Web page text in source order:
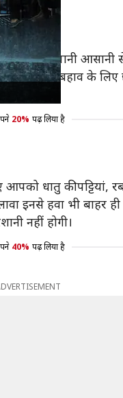
करें, ताकि पानी
के बहाव के लिए
20% पढ़ लिया है
धातु की पट्टियां,
इनसे हवा भी बाहर ही
नहीं होगी।
40% पढ़ लिया है